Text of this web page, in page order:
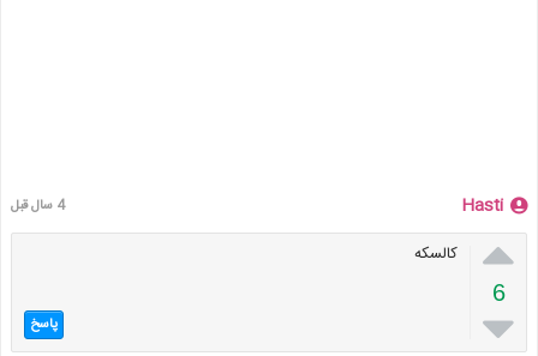
Hasti 4 سال قبل

6

کالسکه
پاسخ